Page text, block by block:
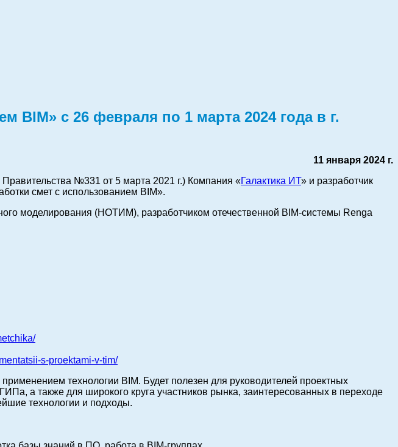
BIM» с 26 февраля по 1 марта 2024года в г.
11 января 2024 г.
№331 от 5 марта 2021 г.) Компания «Галактика ИТ» и разработчик
смет с использованием BIM».
моделирования (НОТИМ), разработчиком отечественной BIM-системы Renga
s-proektami-v-tim/
технологии BIM. Будет полезен для руководителей проектных
а также для широкого круга участников рынка, заинтересованных в переходе
технологии и подходы.